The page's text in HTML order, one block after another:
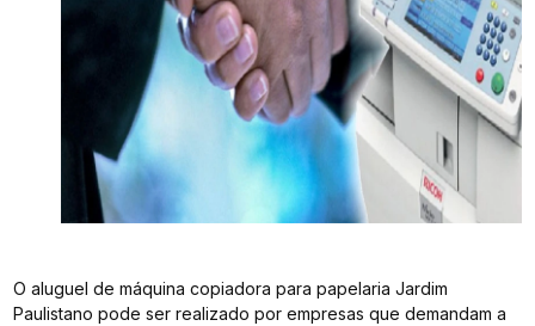
O aluguel de máquina copiadora para papelaria Jardim
Paulistano pode ser realizado por empresas que demandam a